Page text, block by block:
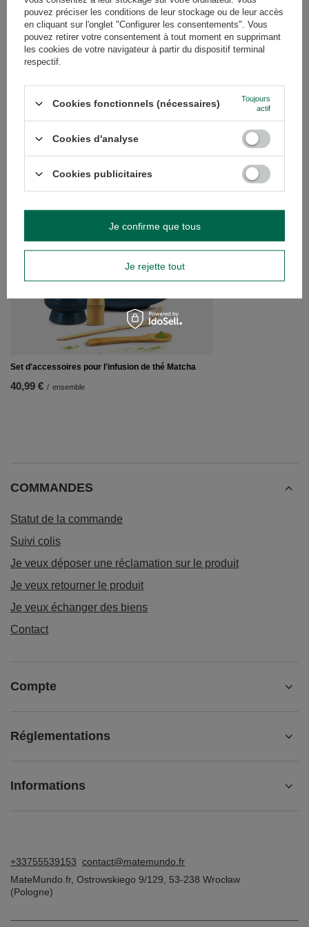
AVIS (0)
questions ?
Posez votre question et nous vous
et les réponses les plus intéressantes
seront publiées pour que d'autres
puissent les consulter.
Poser une question
VOIR AUSSI
Set d'accessoires pour l'infusion de thé Matcha
40,99 € / ensemble
27,99 € / ensemble
COMMANDES
Statut de la commande
Suivi colis
Je veux déposer une réclamation sur le produit
Je veux retourner le produit
Je veux échanger des biens
Contact
Compte
Réglementations
Informations
+33755539153 contact@matemundo.fr
MateMundo.fr, Ostrowskiego 9/129 53-238 Wrocław
(Pologne)
pouvez préciser les conditions de leur stockage ou de leur accès
en cliquant sur l'onglet "Configurer les consentements". Vous
pouvez retirer votre consentement à tout moment en supprimant
les cookies de votre navigateur à partir du dispositif terminal
respectif.
Cookies fonctionnels (nécessaires)
Toujours
actif
Cookies d'analyse
Cookies publicitaires
Je rejette tout
Je confirme que tous